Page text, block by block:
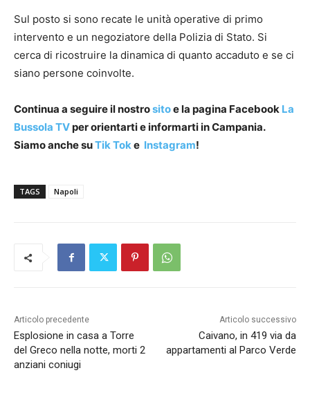
Sul posto si sono recate le unità operative di primo
intervento e un negoziatore della Polizia di Stato. Si
cerca di ricostruire la dinamica di quanto accaduto e se ci
siano persone coinvolte.
Continua a seguire il nostrositoe la pagina Facebook La
Bussola TVper orientarti e informarti in Campania.
Siamo anche suTik Toke Instagram!
TAGS Napoli
Articolo precedente
Esplosione in casa a Torre
del Greco nella notte, morti 2
anziani coniugi
Articolo successivo
Caivano, in 419 via da
appartamenti al Parco Verde